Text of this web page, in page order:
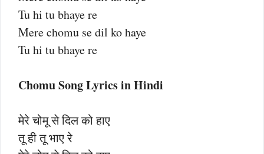
Tu hi tu bhaye re
Mere chomu se dil ko haye
Tu hi tu bhaye re
Chomu Song Lyrics in Hindi
मेरे चोमू से दिल को हाए
तू ही तू भाए रे